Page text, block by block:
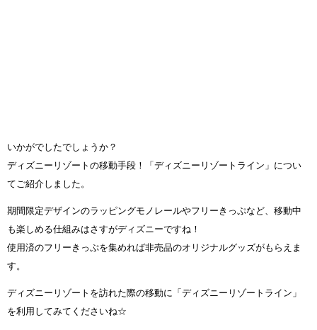
いかがでしたでしょうか？
ディズニーリゾートの移動手段！「ディズニーリゾートライン」につい
てご紹介しました。
期間限定デザインのラッピングモノレールやフリーきっぷなど、移動中
も楽しめる仕組みはさすがディズニーですね！
使用済のフリーきっぷを集めれば非売品のオリジナルグッズがもらえま
す。
ディズニーリゾートを訪れた際の移動に「ディズニーリゾートライン」
を利用してみてくださいね☆